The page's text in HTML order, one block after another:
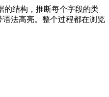
的结构，推断每个字段的类
法高亮。整个过程都在浏览